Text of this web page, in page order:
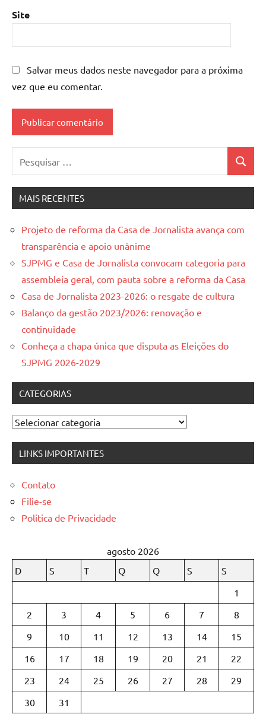
Site
Salvar meus dados neste navegador para a próxima
vez que eu comentar.
por:
MAIS RECENTES
Projeto de reforma da Casa de Jornalista avança com
transparência e apoio unânime
SJPMG e Casa de Jornalista convocam categoria para
assembleia geral, com pauta sobre a reforma da Casa
Casa de Jornalista 2023-2026: o resgate de cultura
Balanço da gestão 2023/2026: renovação e
continuidade
Conheça a chapa única que disputa as Eleições do
SJPMG 2026-2029
CATEGORIAS
Categorias
LINKS IMPORTANTES
Contato
Filie-se
Politica de Privacidade
agosto 2026
D
S T Q Q S
S
1
2
3 4 5 6 7
8
9
10 11 12 13 14
15
16
17 18 19 20 21
22
23
24 25 26 27 28
29
30
31